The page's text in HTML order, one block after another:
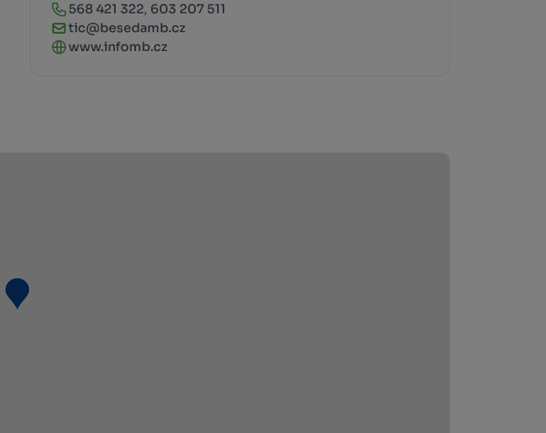
568 421 322, 603 207 511
tic@besedamb.cz
www.infomb.cz